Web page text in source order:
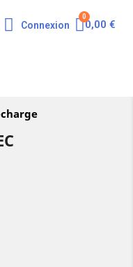
Connexion 0,00 €